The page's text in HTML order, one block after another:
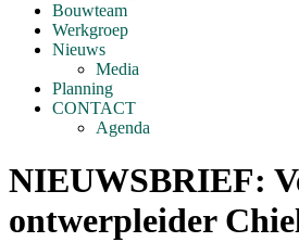
Bouwteam
Werkgroep
Nieuws
Media
Planning
CONTACT
Agenda
NIEUWSBRIEF:
ontwerpleider